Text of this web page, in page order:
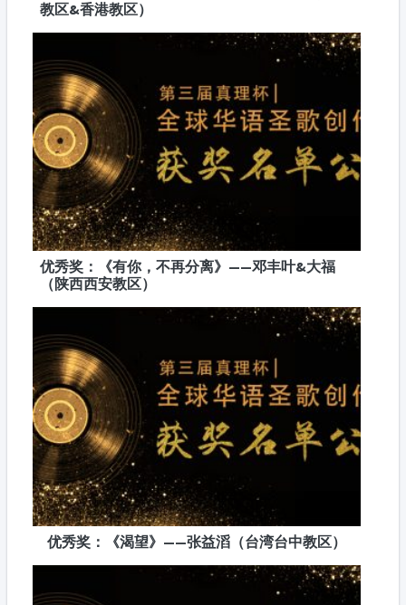
教区&香港教区）
优秀奖：《有你，不再分离》——邓丰叶&大福
（陕西西安教区）
优秀奖：《渴望》——张益滔（台湾台中教区）